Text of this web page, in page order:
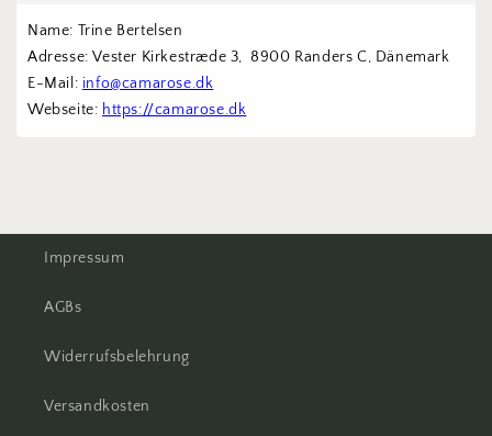
Name: Trine Bertelsen
Adresse: Vester Kirkestræde 3,  8900 Randers C, Dänemark
E-Mail: info@camarose.dk
Webseite: https://camarose.dk
Impressum
AGBs
Widerrufsbelehrung
Versandkosten